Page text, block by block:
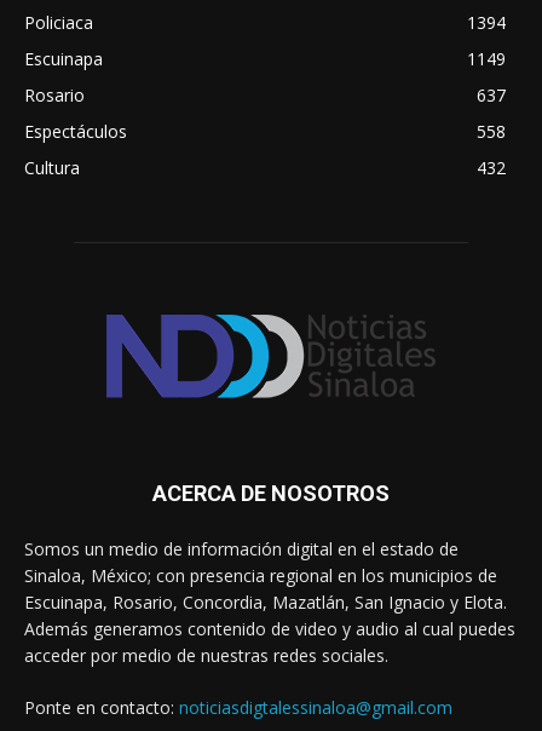
Policiaca
1394
Escuinapa
1149
Rosario
637
Espectáculos
558
Cultura
432
ACERCA DE NOSOTROS
Somos un medio de información digital en el estado de
Sinaloa, México; con presencia regional en los municipios de
Escuinapa, Rosario, Concordia, Mazatlán, San Ignacio y Elota.
Además generamos contenido de video y audio al cual puedes
acceder por medio de nuestras redes sociales.
Ponte en contacto: noticiasdigtalessinaloa@gmail.com